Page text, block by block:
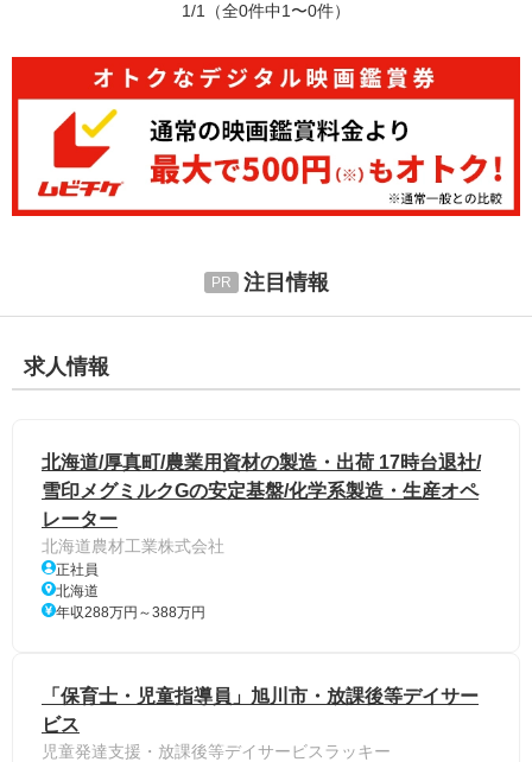
1/1 （全0件中1〜0件）
注目情報
求人情報
北海道/厚真町/農業用資材の製造・出荷 17時台退社/
雪印メグミルクGの安定基盤/化学系製造・生産オペ
レーター
北海道農材工業株式会社
正社員
北海道
年収288万円～388万円
「保育士・児童指導員」旭川市・放課後等デイサー
ビス
児童発達支援・放課後等デイサービスラッキー